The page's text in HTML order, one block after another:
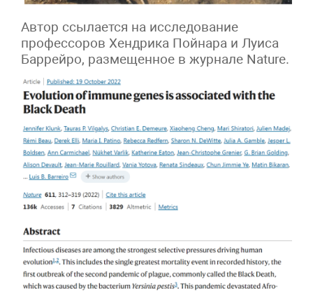
Автор ссылается на исследование
профессоров Хендрика Пойнара и Луиса
Баррейро, размещенное в журнале Nature.